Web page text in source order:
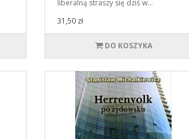
liberalną straszy się dziś w…
31,50 zł
DO KOSZYKA